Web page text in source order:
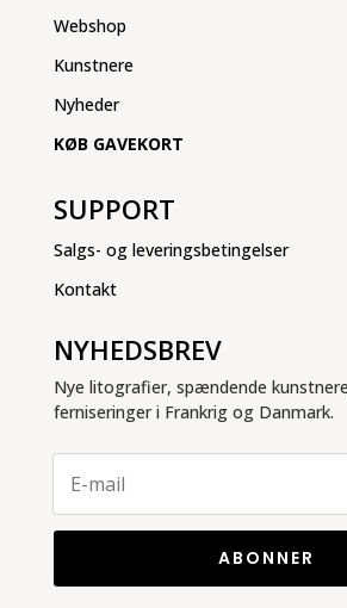
Webshop
Kunstnere
Nyheder
KØB GAVEKORT
SUPPORT
Salgs- og leveringsbetingelser
Kontakt
NYHEDSBREV
Nye litografier, spændende
ferniseringer i Frankrig og Danmark.
ABONNER